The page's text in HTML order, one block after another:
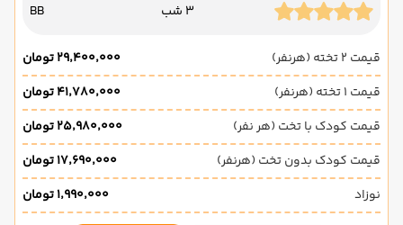
3 شب BB
قیمت 2 تخته (هرنفر)
۲۹٬۴۰۰٬۰۰۰ تومان
قیمت 1 تخته (هرنفر)
۴۱٬۷۸۰٬۰۰۰ تومان
قیمت کودک با تخت (هر نفر)
۲۵٬۹۸۰٬۰۰۰ تومان
قیمت کودک بدون تخت (هرنفر)
۱۷٬۶۹۰٬۰۰۰ تومان
نوزاد
۱٬۹۹۰٬۰۰۰ تومان